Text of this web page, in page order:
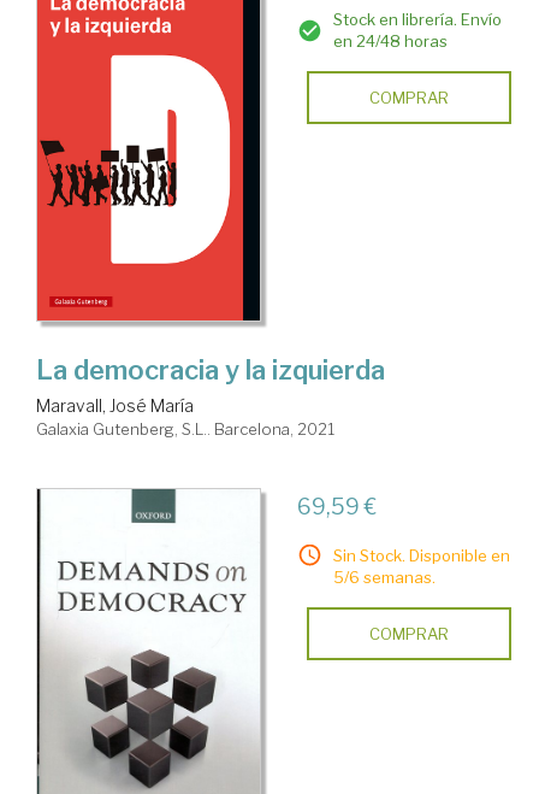
Stock en librería. Envío
en 24/48 horas
COMPRAR
La democracia y la izquierda
Maravall, José María
Galaxia Gutenberg, S.L.. Barcelona, 2021
69,59 €
Sin Stock. Disponible en
5/6 semanas.
COMPRAR